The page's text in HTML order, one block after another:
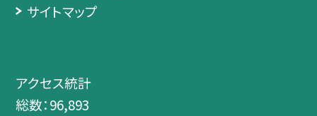
サイトマップ
アクセス統計
総数：96,893